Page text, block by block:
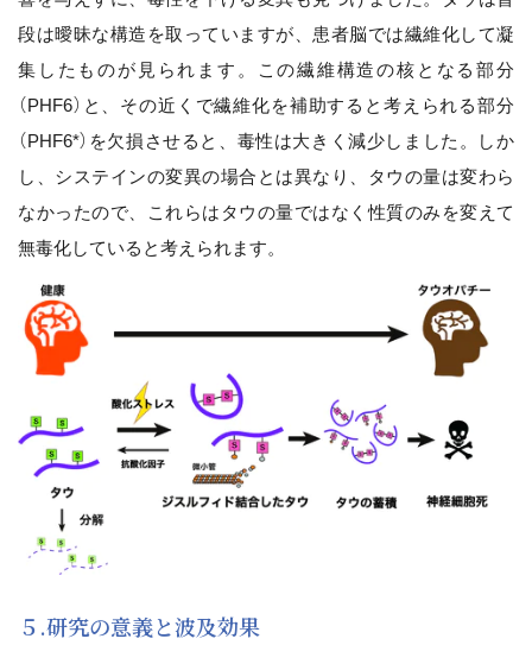
段は曖昧な構造を取っていますが、患者脳では繊維化して凝
集したものが見られます。この繊維構造の核となる部分
（PHF6）と、その近くで繊維化を補助すると考えられる部分
（PHF6*）を欠損させると、毒性は大きく減少しました。しか
し、システインの変異の場合とは異なり、タウの量は変わら
なかったので、これらはタウの量ではなく性質のみを変えて
無毒化していると考えられます。
５.研究の意義と波及効果